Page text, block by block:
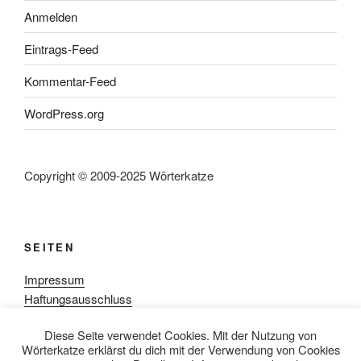
Anmelden
Eintrags-Feed
Kommentar-Feed
WordPress.org
Copyright © 2009-2025 Wörterkatze
SEITEN
Impressum
Haftungsausschluss
Rezensionpolitik
Bewertungsschema
Diese Seite verwendet Cookies. Mit der Nutzung von
Wörterkatze erklärst du dich mit der Verwendung von Cookies